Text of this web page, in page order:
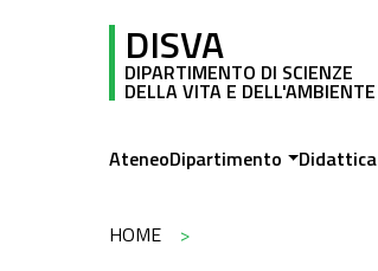
DISVA
DIPARTIMENTO DI SCIENZE
DELLA VITA E DELL'AMBIENTE
Main navigation
AteneoDipartimento Didattica
Briciole di pane
HOME